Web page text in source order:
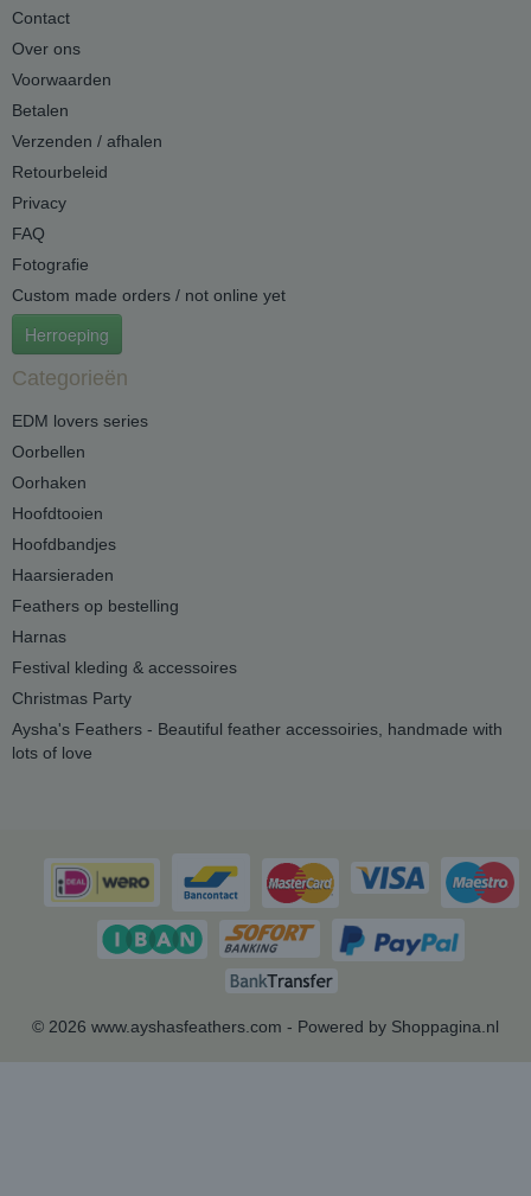
Contact
Over ons
Voorwaarden
Betalen
Verzenden / afhalen
Retourbeleid
Privacy
FAQ
Fotografie
Custom made orders / not online yet
Herroeping
Categorieën
EDM lovers series
Oorbellen
Oorhaken
Hoofdtooien
Hoofdbandjes
Haarsieraden
Feathers op bestelling
Harnas
Festival kleding & accessoires
Christmas Party
Aysha's Feathers - Beautiful feather accessoiries, handmade with
lots of love
© 2026 www.ayshasfeathers.com - Powered by Shoppagina.nl